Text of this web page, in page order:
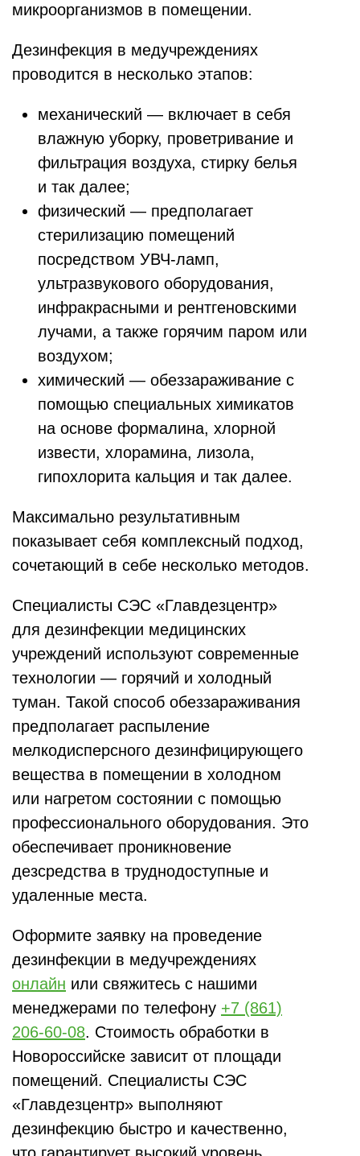
микроорганизмов в помещении.
Дезинфекция в медучреждениях
проводится в несколько этапов:
механический — включает в себя
влажную уборку, проветривание и
фильтрация воздуха, стирку белья
и так далее;
физический — предполагает
стерилизацию помещений
посредством УВЧ-ламп,
ультразвукового оборудования,
инфракрасными и рентгеновскими
лучами, а также горячим паром или
воздухом;
химический — обеззараживание с
помощью специальных химикатов
на основе формалина, хлорной
извести, хлорамина, лизола,
гипохлорита кальция и так далее.
Максимально результативным
показывает себя комплексный подход,
сочетающий в себе несколько методов.
Специалисты СЭС «Главдезцентр»
для дезинфекции медицинских
учреждений используют современные
технологии — горячий и холодный
туман. Такой способ обеззараживания
предполагает распыление
мелкодисперсного дезинфицирующего
вещества в помещении в холодном
или нагретом состоянии с помощью
профессионального оборудования. Это
обеспечивает проникновение
дезсредства в труднодоступные и
удаленные места.
Оформите заявку на проведение
дезинфекции в медучреждениях
онлайн или свяжитесь с нашими
менеджерами по телефону +7 (861)
206-60-08. Стоимость обработки в
Новороссийске зависит от площади
помещений. Специалисты СЭС
«Главдезцентр» выполняют
дезинфекцию быстро и качественно,